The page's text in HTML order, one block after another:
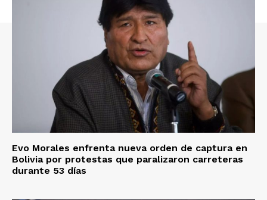
Evo Morales enfrenta nueva orden de captura en
Bolivia por protestas que paralizaron carreteras
durante 53 días